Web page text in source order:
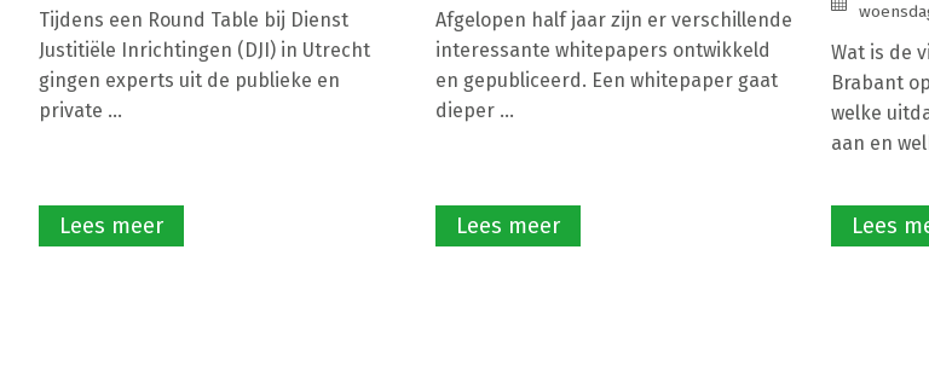
Tijdens een Round Table bij Dienst
Justitiële Inrichtingen (DJI) in Utrecht
gingen experts uit de publieke en
private ...
Lees meer
Afgelopen half jaar zijn er verschillende
interessante whitepapers ontwikkeld
en gepubliceerd. Een whitepaper gaat
dieper ...
Lees meer
Wat is de
Brabant
welke
aan en
Lees